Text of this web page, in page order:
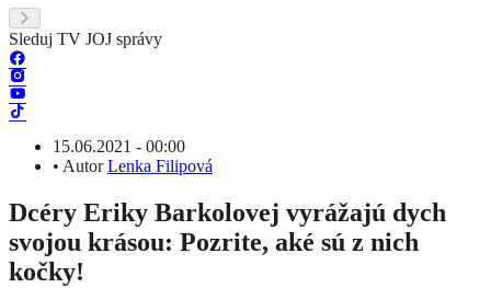
Sleduj TV JOJ správy
15.06.2021 - 00:00
• AutorLenka Filipová
Dcéry Eriky Barkolovej vyrážajú dych
svojou krásou: Pozrite, aké sú z nich
kočky!